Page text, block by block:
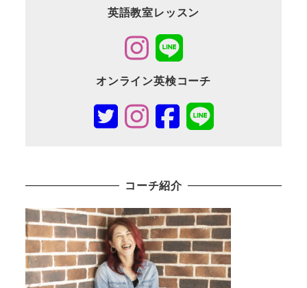
英語教室レッスン
オンライン英検コーチ
コーチ紹介